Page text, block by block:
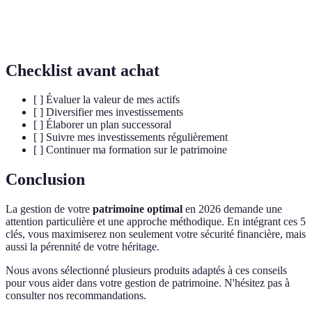
Checklist avant achat
[ ] Évaluer la valeur de mes actifs
[ ] Diversifier mes investissements
[ ] Élaborer un plan successoral
[ ] Suivre mes investissements régulièrement
[ ] Continuer ma formation sur le patrimoine
Conclusion
La gestion de votre patrimoine optimal en 2026 demande une
attention particulière et une approche méthodique. En intégrant ces 5
clés, vous maximiserez non seulement votre sécurité financière, mais
aussi la pérennité de votre héritage.
Nous avons sélectionné plusieurs produits adaptés à ces conseils
pour vous aider dans votre gestion de patrimoine. N'hésitez pas à
consulter nos recommandations.